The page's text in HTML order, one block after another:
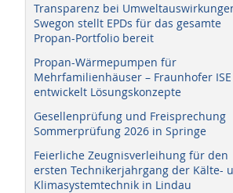
Transparenz bei
Swegon stellt EPDs für das gesamte
Propan-Portfolio bereit
Propan-Wärmepumpen für
Mehrfamilienhäuser – Fraunhofer ISE
entwickelt Lösungskonzepte
Gesellenprüfung und Freisprechung
Sommerprüfung 2026 in Springe
Feierliche Zeugnisverleihung für den
ersten Technikerjahrgang der Kälte-
Klimasystemtechnik in Lindau